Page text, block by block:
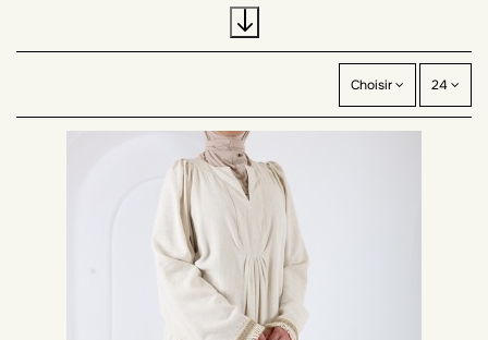
fashion ? Une abaya pratique ou une robe idéale pour la prière de la femme
Abaya robe simple pour la prière de la femme musulmane
de la femme musulmane.
Son style épuré et sa coupe évasée et fluide vous laissent libre de vos
mouvements. Confectionné en tissu microfibre, la abaya est très
respirante. Certaines abayas classiques possèdent un élastique au col qui
Un élastique au niveau des manches permet à votre abaya de ne pas
glisser au niveau des poignets. Associé à un hijab, c'est le combo parfait
pour les moments de prière. Ces robes possèdent
et sont confectionnées dans un tissu totalement opaque.
Abaya robe simple pour le quotidien de la femme musulmane
La robe abaya classique pour la femme musulmane fait partie des
vêtements parfaits pour le quotidien
. Réalisée dans des matières de
bonne qualité telles que la microfibre, c'est la pièce incontournable de
votre garde-robe. Portée avec un pull et un hijab, la abaya simple prend
Choisir 24